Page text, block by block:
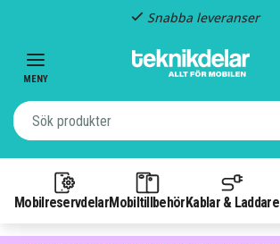
Snabba leveranser
MENY
MobilreservdelarMobiltillbehör Kablar & Laddare